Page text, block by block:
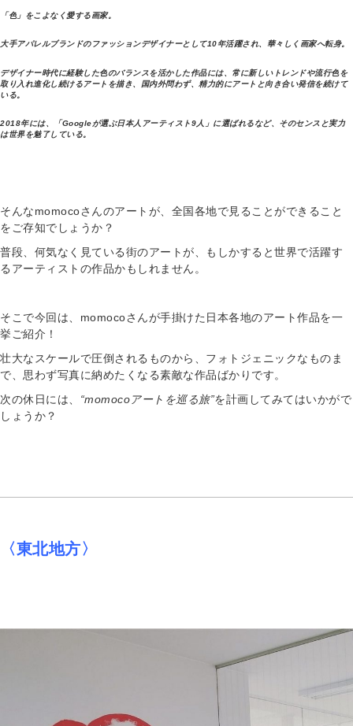
「色」をこよなく愛する画家。
大手アパレルブランドのファッションデザイナーとして10年活躍され、華々しく画家へ転身。
デザイナー時代に経験した色のバランスを活かした作品には、常に新しいトレンドや流行色を
取り入れ進化し続けるアートを描き、国内外問わず、精力的にアートと向き合い発信を続けて
いる。
2018年には、「Googleが選ぶ日本人アーティスト9人」に選ばれるなど、そのセンスと実力
は世界を魅了している。
そんなmomocoさんのアートが、全国各地で見ることができること
をご存知でしょうか？
普段、何気なく見ている街のアートが、もしかすると世界で活躍す
るアーティストの作品かもしれません。
そこで今回は、momocoさんが手掛けた日本各地のアート作品を一
挙ご紹介！
壮大なスケールで圧倒されるものから、フォトジェニックなものま
で、思わず写真に納めたくなる素敵な作品ばかりです。
次の休日には、 “momocoアートを巡る旅”を計画してみてはいかがで
しょうか？
〈東北地方〉